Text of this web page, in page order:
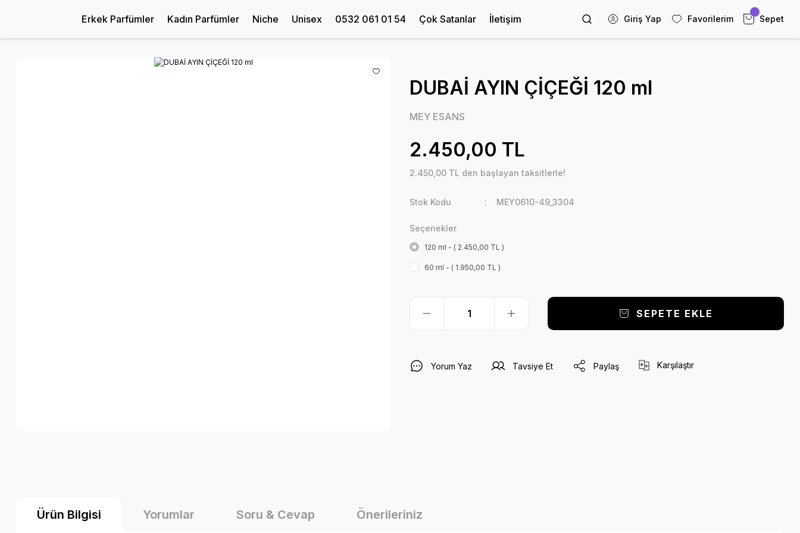
Erkek Parfümler Kadın Parfümler Niche Unisex 0532 061 01 54 Çok Satanlar İletişim Giriş Yap Favorilerim Sepet
DUBAİ AYIN ÇİÇEĞİ 120 ml
MEY ESANS
2.450,00 TL
2.450,00 TL den başlayan taksitlerle!
Stok Kodu MEY0610-49_3304
Seçenekler
120 ml - ( 2.450,00 TL )
60 ml - ( 1.950,00 TL )
SEPETE EKLE
Yorum Yaz Tavsiye Et Paylaş Karşılaştır
Ürün Bilgisi Yorumlar Soru & Cevap Önerileriniz